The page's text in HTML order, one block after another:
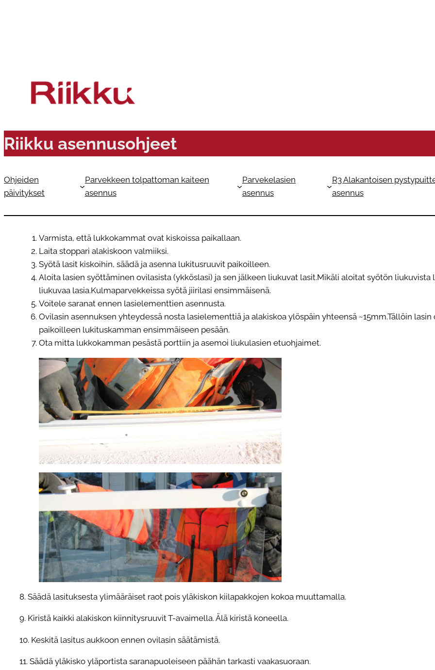
Riikku asennusohjeet
Ohjeiden
päivitykset
Parvekkeen tolpattoman kaiteen
asennus
Parvekelasien
asennus
R3 Alakantoisen
asennus
Varmista, että lukkokammat ovat kiskoissa paikallaan.
Laita stoppari alakiskoon valmiiksi.
Syötä lasit kiskoihin, säädä ja asenna lukitusruuvit paikoilleen.
Aloita lasien syöttäminen ovilasista (ykköslasi) ja sen jälkeen liukuvat lasit.Mikäli aloitat syötön liukuvista
liukuvaa lasia.Kulmaparvekkeissa syötä jiirilasi ensimmäisenä.
Voitele saranat ennen lasielementtien asennusta.
Ovilasin asennuksen yhteydessä nosta lasielementtiä ja alakiskoa ylöspäin yhteensä ~15mm.Tällöin
paikoilleen lukituskamman ensimmäiseen pesään.
Ota mitta lukkokamman pesästä porttiin ja asemoi liukulasien etuohjaimet.
8. Säädä lasituksesta ylimääräiset raot pois yläkiskon kiilapakkojen kokoa muuttamalla.
9. Kiristä kaikki alakiskon kiinnitysruuvit T-avaimella. Älä kiristä koneella.
10. Keskitä lasitus aukkoon ennen ovilasin säätämistä.
11. Säädä yläkisko yläportista saranapuoleiseen päähän tarkasti vaakasuoraan.